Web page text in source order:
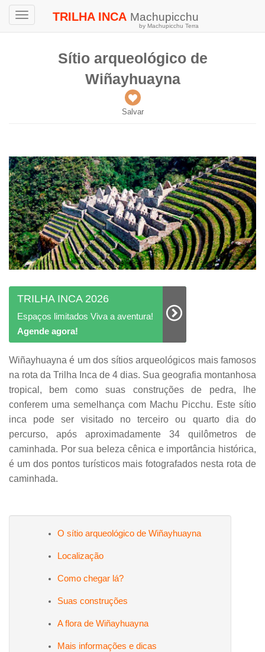
Toggle
TRILHA INCA Machupicchu
by Machupicchu Terra
Sítio arqueológico de
Wiñayhuayna
Salvar
TRILHA INCA 2026
Espaços limitados Viva a aventura!
Agende agora!
Wiñayhuayna é um dos sítios arqueológicos mais famosos
na rota da Trilha Inca de 4 dias. Sua geografia montanhosa
tropical, bem como suas construções de pedra, lhe
conferem uma semelhança com Machu Picchu. Este sítio
inca pode ser visitado no terceiro ou quarto dia do
percurso, após aproximadamente 34 quilômetros de
caminhada. Por sua beleza cênica e importância histórica,
é um dos pontos turísticos mais fotografados nesta rota de
caminhada.
O sítio arqueológico de Wiñayhuayna
Localização
Como chegar lá?
Suas construções
A flora de Wiñayhuayna
Mais informações e dicas